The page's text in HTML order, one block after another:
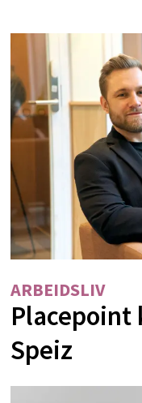
ARBEIDSLIV
Placepoint
Speiz